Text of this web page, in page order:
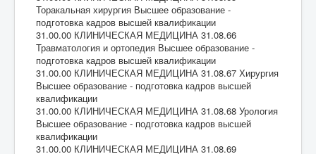
Торакальная хирургия Высшее образование -
подготовка кадров высшей квалификации
31.00.00 КЛИНИЧЕСКАЯ МЕДИЦИНА 31.08.66
Травматология и ортопедия Высшее образование -
подготовка кадров высшей квалификации
31.00.00 КЛИНИЧЕСКАЯ МЕДИЦИНА 31.08.67 Хирургия
Высшее образование - подготовка кадров высшей
квалификации
31.00.00 КЛИНИЧЕСКАЯ МЕДИЦИНА 31.08.68 Урология
Высшее образование - подготовка кадров высшей
квалификации
31.00.00 КЛИНИЧЕСКАЯ МЕДИЦИНА 31.08.69